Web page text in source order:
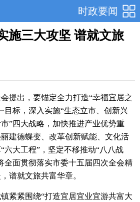
时政要闻
施三大攻坚 谱就文旅
提出，要锚定全力打造“幸福宜居之
目标，深入实施“生态立市、创新兴
”四大战略，加快推进产业优势重
建德蝶变、改革创新赋能、文化活
六大工程”，坚定不移推动“八八战
全面贯彻落实市委十五届四次全会精
谱就文旅共富华章。
紧紧围绕“打造宜居宜业宜游共富大